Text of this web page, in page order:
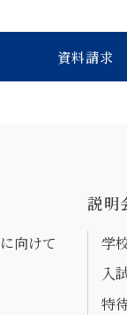
資料請求
向けて
説明
学
入
特